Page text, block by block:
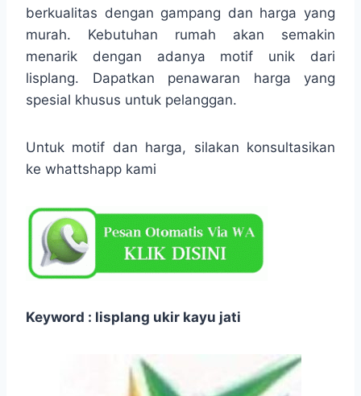
berkualitas dengan gampang dan harga yang
murah. Kebutuhan rumah akan semakin
menarik dengan adanya motif unik dari
lisplang. Dapatkan penawaran harga yang
spesial khusus untuk pelanggan.
Untuk motif dan harga, silakan konsultasikan
ke whattshapp kami
Keyword : lisplang ukir kayu jati